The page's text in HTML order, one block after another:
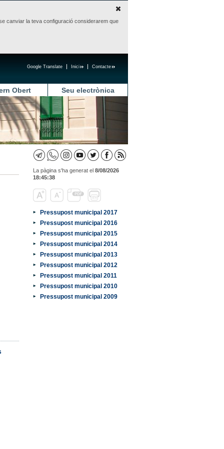
canviar la teva configuració considerarem que
Contacte
Inici
Google Translate
Obert Seu electrònica
La pàgina s'ha generat el 8/08/2026
18:45:38
Pressupost municipal 2017
Pressupost municipal 2016
Pressupost municipal 2015
Pressupost municipal 2014
Pressupost municipal 2013
Pressupost municipal 2012
Pressupost municipal 2011
Pressupost municipal 2010
Pressupost municipal 2009